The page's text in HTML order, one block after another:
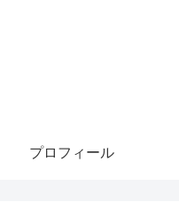
プロフィール